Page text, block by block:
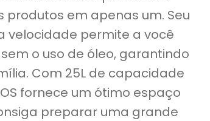
produtos em apenas um. Seu
velocidade permite a você
o uso de óleo, garantindo
Com 25L de capacidade
fornece um ótimo espaço
preparar uma grande